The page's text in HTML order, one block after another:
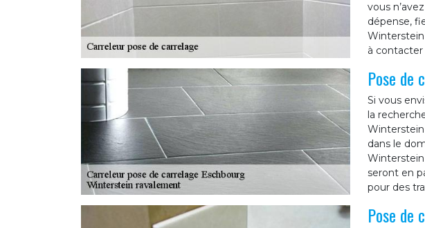
vous
dépense,
Winterstein
à
Pose de
Si vous
la
Winterstein
dans le
Winterstein
seront en
pour des
Pose de